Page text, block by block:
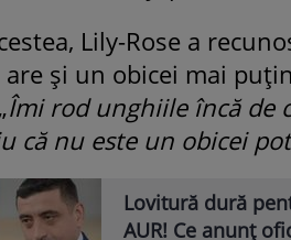
Lily-Rose a
și un obicei mai
Îmi rod unghiile încă de
că nu este un obicei
Lovitură dură
AUR! Ce anunț